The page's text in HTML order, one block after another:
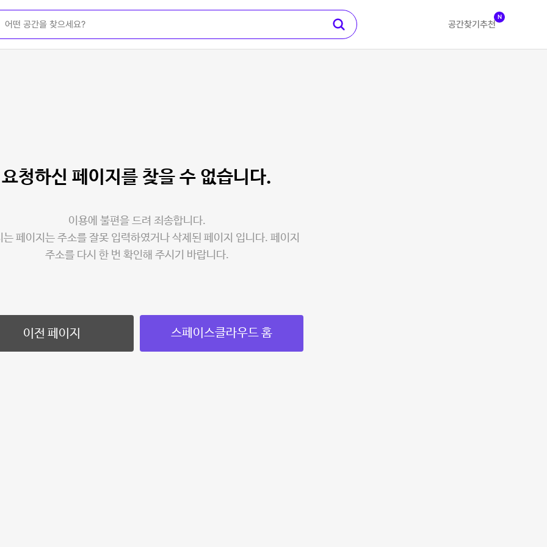
공간찾기 추천
N
요청하신 페이지를 찾을 수 없습니다.
이용에 불편을 드려 죄송합니다.
는 페이지는 주소를 잘못 입력하였거나 삭제된 페이지 입니다. 페이지
주소를 다시 한 번 확인해 주시기 바랍니다.
이전 페이지 스페이스클라우드 홈